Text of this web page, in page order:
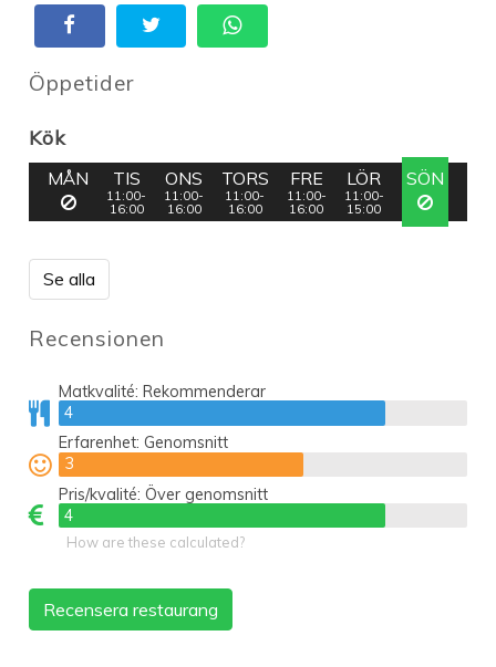
Öppetider
Kök
MÅN TIS
11:00-
16:00
ONS
11:00-
16:00
TORS
11:00-
16:00
FRE
11:00-
16:00
LÖR
11:00-
15:00
SÖN
Se alla
Recensionen
Matkvalité:Rekommenderar
4
4
Erfarenhet:Genomsnitt
3
3
Pris/kvalité:Över genomsnitt
4
4
How are these calculated?
Recensera restaurang